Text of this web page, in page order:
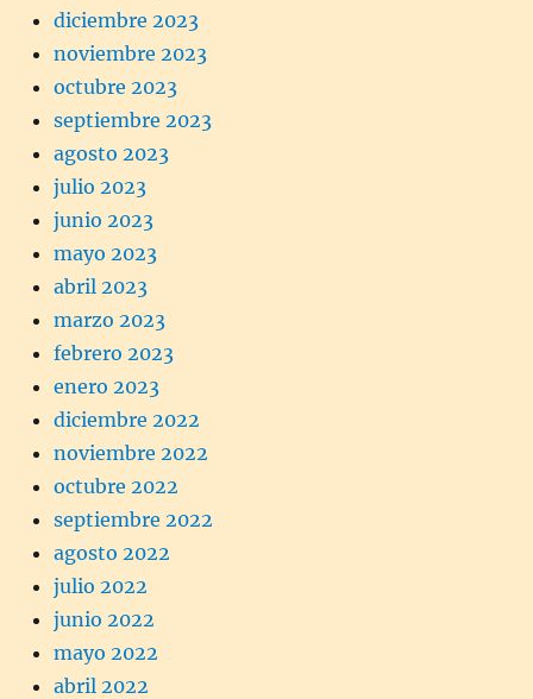
diciembre 2023
noviembre 2023
octubre 2023
septiembre 2023
agosto 2023
julio 2023
junio 2023
mayo 2023
abril 2023
marzo 2023
febrero 2023
enero 2023
diciembre 2022
noviembre 2022
octubre 2022
septiembre 2022
agosto 2022
julio 2022
junio 2022
mayo 2022
abril 2022